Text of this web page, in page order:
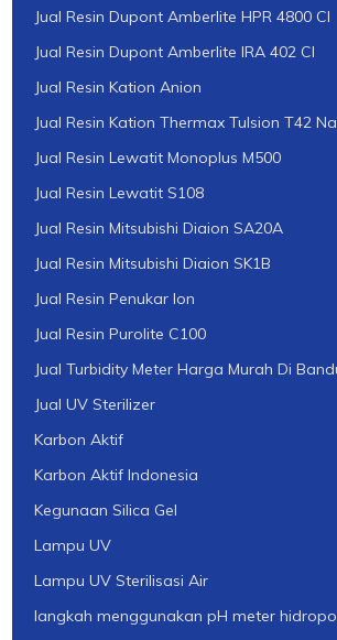
Jual Resin Dupont Amberlite HPR 4800 Cl
Jual Resin Dupont Amberlite IRA 402 Cl
Jual Resin Kation Anion
Jual Resin Kation Thermax Tulsion T42 Na
Jual Resin Lewatit Monoplus M500
Jual Resin Lewatit S108
Jual Resin Mitsubishi Diaion SA20A
Jual Resin Mitsubishi Diaion SK1B
Jual Resin Penukar Ion
Jual Resin Purolite C100
Jual Turbidity Meter Harga Murah Di
Jual UV Sterilizer
Karbon Aktif
Karbon Aktif Indonesia
Kegunaan Silica Gel
Lampu UV
Lampu UV Sterilisasi Air
langkah menggunakan pH meter